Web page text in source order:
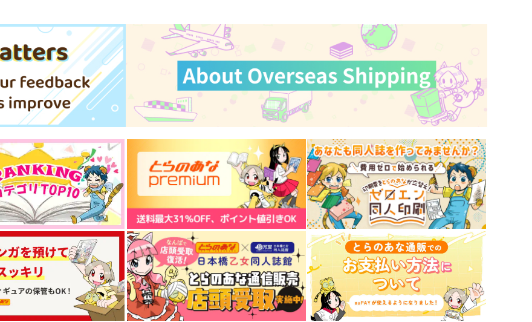
非公式らくがきまとめ-戯録本
2-
煮タカバコ
1,572 （税込）
ナック・シュタイン中心非公
式アンソロジー鍵束の夢
（税込）
ナック・シュタイン
世話焼きヒーローの非公式任
務！
３時のおやつ
487円（税込）
爆豪勝己×緑谷出久
非公式 考
1,572 円 （税込）